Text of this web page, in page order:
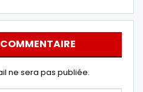
ne sera pas publiée.